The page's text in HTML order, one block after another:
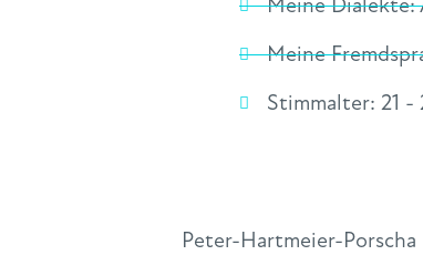
Meine
Stimmalter: 21 -
Peter-Hartmeier-Porscha